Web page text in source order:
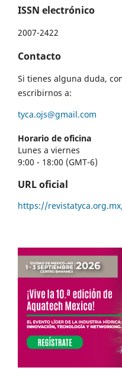
ISSN electrónico
2007-2422
Contacto
Si tienes alguna duda,
escribirnos a:
tyca.ojs@gmail.com
Horario de oficina
Lunes a viernes
9:00 - 18:00 (GMT-6)
URL oficial
https://